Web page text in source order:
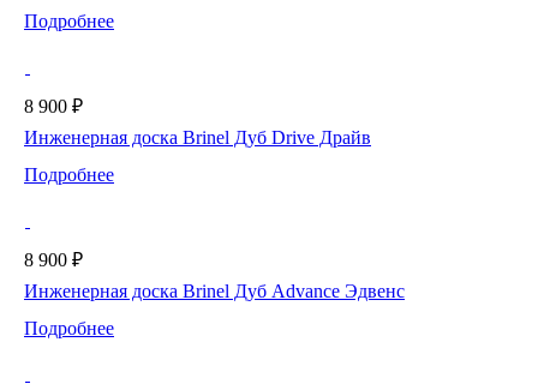
Подробнее
8 900 ₽
Инженерная доска Brinel Дуб Drive Драйв
Подробнее
8 900 ₽
Инженерная доска Brinel Дуб Advance Эдвенс
Подробнее